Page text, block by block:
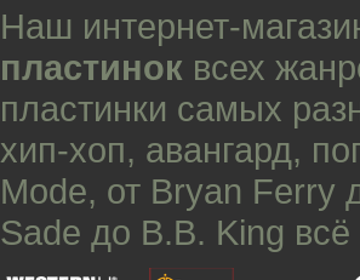
Наш интернет-
пластинок всех
пластинки самых
хип-хоп, авангард,
Mode, от Bryan Ferry
Sade до B.B. King